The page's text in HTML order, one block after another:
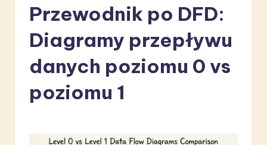
APrzewodnik po DFD:
Diagramy przepływu
danych poziomu 0 vs
poziomu 1